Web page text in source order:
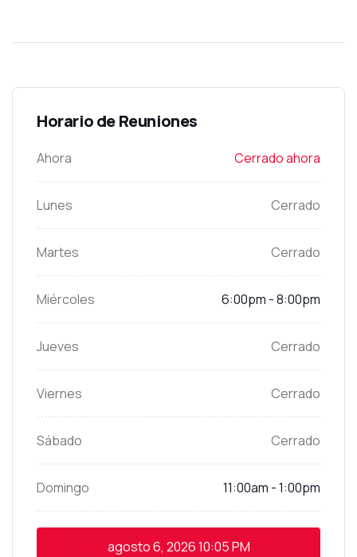
Horario de Reuniones
Ahora Cerrado ahora
Lunes Cerrado
Martes Cerrado
Miércoles 6:00pm - 8:00pm
Jueves Cerrado
Viernes Cerrado
Sábado Cerrado
Domingo 11:00am - 1:00pm
agosto 6, 202610:05 PM